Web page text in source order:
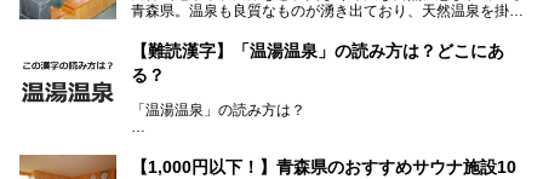
に「羽州路の宿 あいのり」を詳細にご紹介。秋田県側を含
ですが、実はあいのり温泉も決して見逃せない極上湯のひと
つ。その魅力を徹底解説します！
青森県。温泉も良質なものが湧き出ており、天然温泉を掛け
の山並みを眺めながら温泉に浸かり、お食事処でおいしいご
当地グルメを味わうひとときは格別ですね！
今回は、青森県でおすすめのスーパー銭湯を紹介します。
ください。
【難読漢字】「温湯温泉」の読み方は？どこにあ
る？
「温湯温泉」の読み方は？
か？
【1,000円以下！】青森県のおすすめサウナ施設10